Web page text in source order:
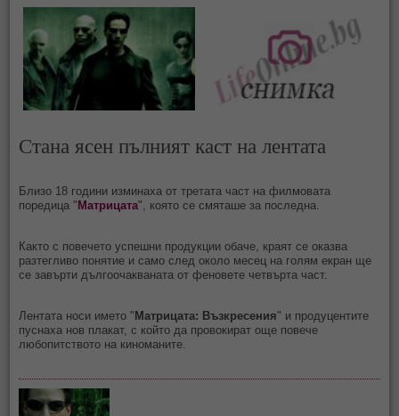
Стана ясен пълният каст на лентата
Близо 18 години изминаха от третата част на филмовата
поредица " Матрицата", която се смяташе за последна.
Както с повечето успешни продукции обаче, краят се оказва
разтегливо понятие и само след около месец на голям екран ще
се завърти дългоочакваната от феновете четвърта част.
Лентата носи името " Матрицата: Възкресения" и продуцентите
пуснаха нов плакат, с който да провокират още повече
любопитството на киноманите.